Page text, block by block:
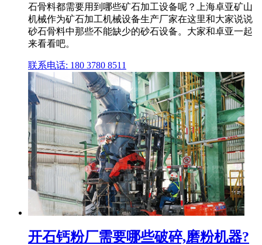
石骨料都需要用到哪些矿石加工设备呢？上海卓亚矿山
机械作为矿石加工机械设备生产厂家在这里和大家说说
砂石骨料中那些不能缺少的砂石设备。大家和卓亚一起
来看看吧。
联系电话: 180 3780 8511
开石钙粉厂需要哪些破碎,磨粉机器?